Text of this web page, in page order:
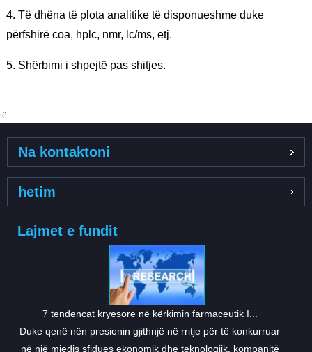
4. Të dhëna të plota analitike të disponueshme duke
përfshirë coa, hplc, nmr, lc/ms, etj.
5. Shërbimi i shpejtë pas shitjes.
të
Na kontaktoni
hetim
Lajmet e fundit
7 tendencat kryesore në kërkimin farmaceutik I...
Duke qenë nën presionin gjithnjë në rritje për të konkurruar
në një mjedis sfidues ekonomik dhe teknologjik, kompanitë